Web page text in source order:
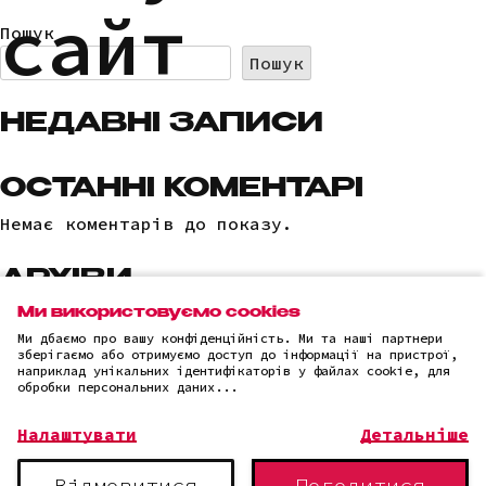
сайт
Пошук
Пошук
НЕДАВНІ ЗАПИСИ
ОСТАННІ КОМЕНТАРІ
Немає коментарів до показу.
АРХІВИ
Немає архівів для показу.
КАТЕГОРІЇ
Ми використовуємо cookies
Ми дбаємо про вашу конфіденційність. Ми та наші партнери
зберігаємо або отримуємо доступ до інформації на пристрої,
наприклад унікальних ідентифікаторів у файлах cookie, для
обробки персональних даних...
Налаштувати Детальніше